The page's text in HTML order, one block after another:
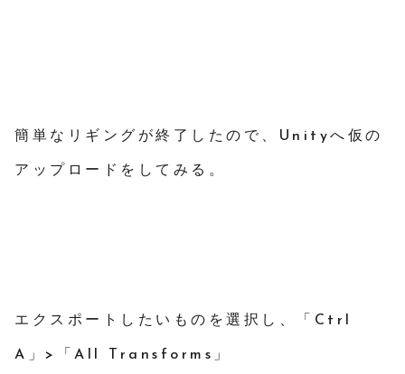
簡単なリギングが終了したので、Unityへ仮の
アップロードをしてみる。
エクスポートしたいものを選択し、「Ctrl
A」>「All Transforms」